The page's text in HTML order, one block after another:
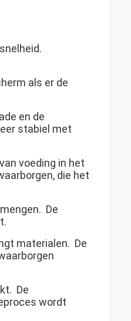
als er de
en de
stabiel met
voeding in het
die het
De
materialen. De
De
wordt